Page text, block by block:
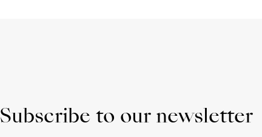
Subscribe to our newsletter